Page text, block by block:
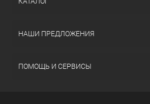
НАШИ ПРЕДЛОЖЕНИЯ
ПОМОЩЬ И СЕРВИСЫ